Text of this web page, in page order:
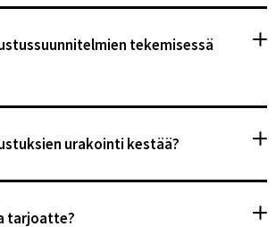
tekemisessä
urakointi kestää?
tarjoatte?